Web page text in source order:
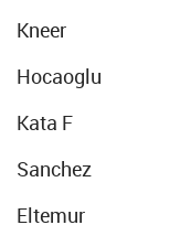
Kneer
Hocaoglu
Kata F
Sanchez
Eltemur